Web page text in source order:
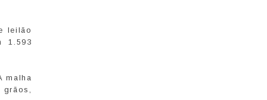
leilão
1.593
malha